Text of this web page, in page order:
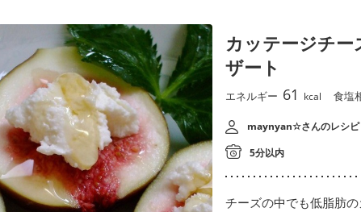
カッテージチ
ザート
エネルギー 61 kcal 食塩
maynyan☆さんのレシピ
5分以内
チーズの中でも低脂肪